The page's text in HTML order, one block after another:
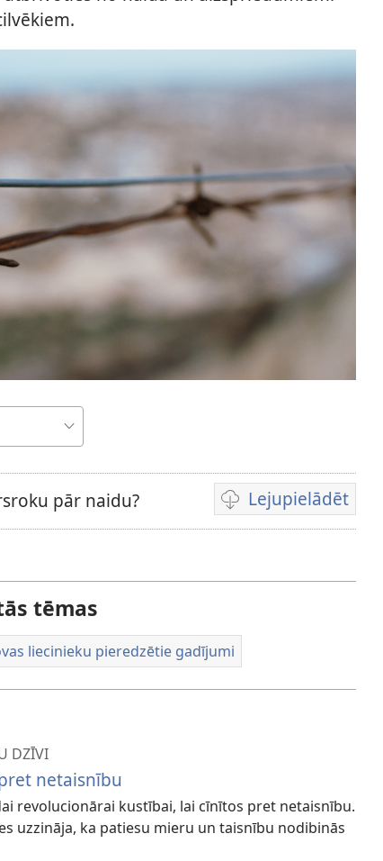
pār naidu? Lejupielādēt
Video
lejupielādes
tēmas
liecinieku pieredzētie gadījumi
DZĪVI
netaisnību
revolucionārai kustībai, lai cīnītos pret netaisnību.
uzzināja, ka patiesu mieru un taisnību nodibinās